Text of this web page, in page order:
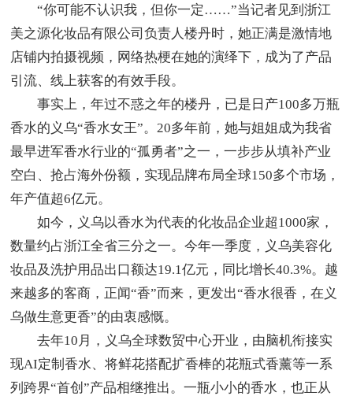
“你可能不认识我，但你一定……”当记者见到浙江
美之源化妆品有限公司负责人楼丹时，她正满是激情地
店铺内拍摄视频，网络热梗在她的演绎下，成为了产品
引流、线上获客的有效手段。
事实上，年过不惑之年的楼丹，已是日产100多万瓶
香水的义乌“香水女王”。20多年前，她与姐姐成为我省
最早进军香水行业的“孤勇者”之一，一步步从填补产业
空白、抢占海外份额，实现品牌布局全球150多个市场，
年产值超6亿元。
如今，义乌以香水为代表的化妆品企业超1000家，
数量约占浙江全省三分之一。今年一季度，义乌美容化
妆品及洗护用品出口额达19.1亿元，同比增长40.3%。越
来越多的客商，正闻“香”而来，更发出“香水很香，在义
乌做生意更香”的由衷感慨。
去年10月，义乌全球数贸中心开业，由脑机衔接实
现AI定制香水、将鲜花搭配扩香棒的花瓶式香薰等一系
列跨界“首创”产品相继推出。一瓶小小的香水，也正从